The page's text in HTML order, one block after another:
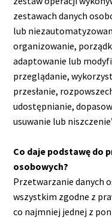
zestawach danych
lub
organizowanie,
adaptowanie lub
przeglądanie,
przesłanie,
udostępnianie,
usuwanie lub
Co daje podstawę do
osobowych?
Przetwarzanie danych
wszystkim zgodne z
co najmniej jednej z